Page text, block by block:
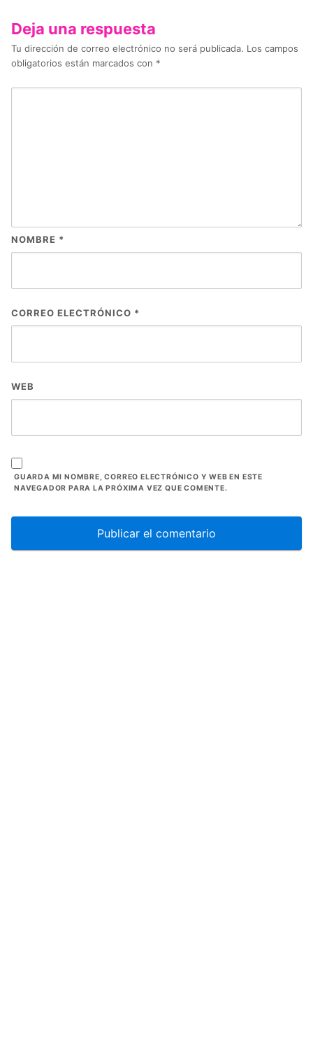
Deja una respuesta
Tu dirección de correo electrónico no será publicada. Los campos
obligatorios están marcados con *
NOMBRE *
CORREO ELECTRÓNICO *
WEB
GUARDA MI NOMBRE, CORREO ELECTRÓNICO Y WEB EN ESTE
NAVEGADOR PARA LA PRÓXIMA VEZ QUE COMENTE.